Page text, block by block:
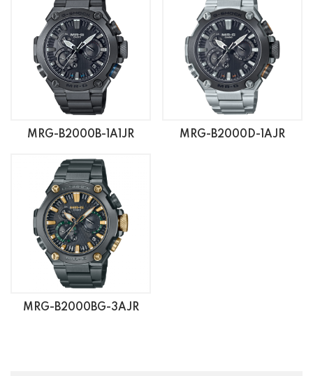
MRG-B2000B-1A1JR MRG-B2000D-1AJR
MRG-B2000BG-3AJR